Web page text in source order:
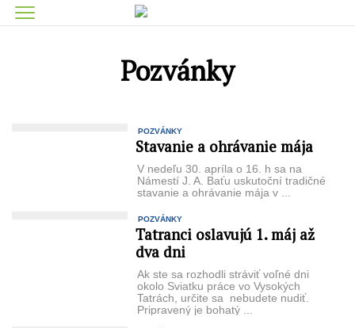
Pozvánky
POZVÁNKY
Stavanie a ohrávanie mája
V nedeľu 30. apríla o 16. h sa na
Námestí J. A. Baťu uskutoční tradičné
stavanie a ohrávanie mája v ...
POZVÁNKY
Tatranci oslavujú 1. máj až
dva dni
Ak ste sa rozhodli stráviť voľné dni
okolo Sviatku práce vo Vysokých
Tatrách, určite sa nebudete nudiť.
Pripravený je bohatý ...